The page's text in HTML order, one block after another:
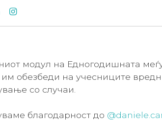
модул на Едногодишната
им обезбеди на учесниците
со случаи.
благодарност до